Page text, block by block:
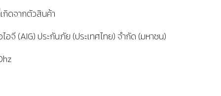
กิดจากตัวสินค้า
อจี (AIG) ประกันภัย (ประเทศไทย) จำกัด (มหาชน)